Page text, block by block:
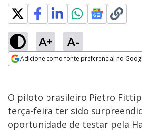
A+ A-
Adicione como fonte preferencial no
O piloto brasileiro Pietro
terça-feira ter sido
oportunidade de testar pela